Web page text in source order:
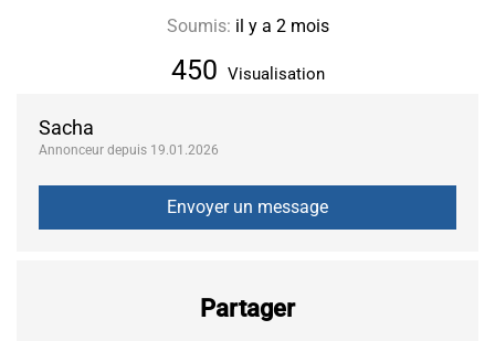
Sacha
Annonceur depuis 19.01.2026
Partager
450 Visualisation
Soumis: il y a 2 mois